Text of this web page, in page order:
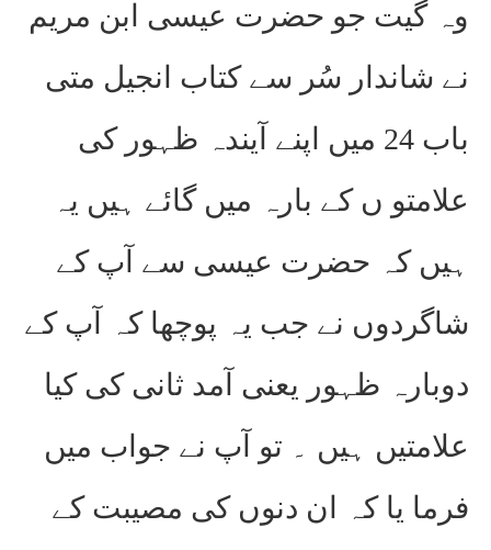
وہ گیت جو حضرت عیسی ابن مریم
نے شاندار سُر سے کتاب انجیل متی
باب 24 میں اپنے آیندہ ظہور کی
علامتو ں کے بارہ میں گائے ہیں یہ
ہیں کہ حضرت عیسی سے آپ کے
شاگردوں نے جب یہ پوچھا کہ آپ کے
دوبارہ ظہور یعنی آمد ثانی کی کیا
علامتیں ہیں ۔ تو آپ نے جواب میں
فرما یا کہ ان دنوں کی مصیبت کے